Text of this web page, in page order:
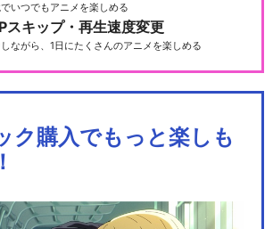
ヒーリングっど♥プリキュア
トロピカル～ジュ！プリキュ
ア
いつでもアニメを楽しめる
スキップ・再生速度変更
ながら、1日にたくさんのアニメを楽しめる
ク購入でもっと楽しも